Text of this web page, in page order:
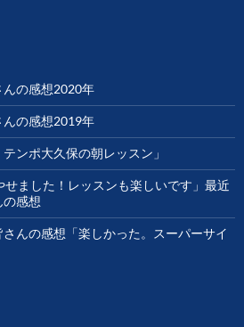
の感想2020年
の感想2019年
ンポ大久保の朝レッスン」
せました！レッスンも楽しいです」最近
感想
んの感想「楽しかった。スーパーサイ